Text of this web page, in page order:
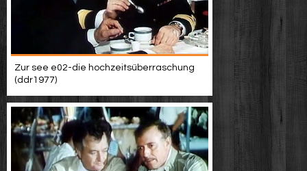
Zur see e02-die hochzeitsüberraschung
(ddr1977)